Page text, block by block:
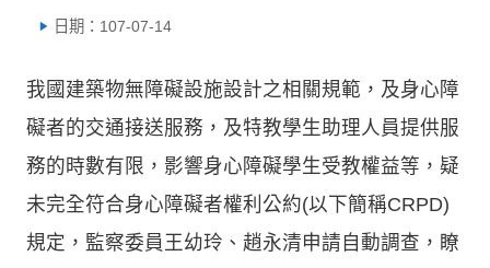
日期：107-07-14
我國建築物無障礙設施設計之相關規範，及身心障
礙者的交通接送服務，及特教學生助理人員提供服
務的時數有限，影響身心障礙學生受教權益等，疑
未完全符合身心障礙者權利公約(以下簡稱CRPD)
規定，監察委員王幼玲、趙永清申請自動調查，瞭